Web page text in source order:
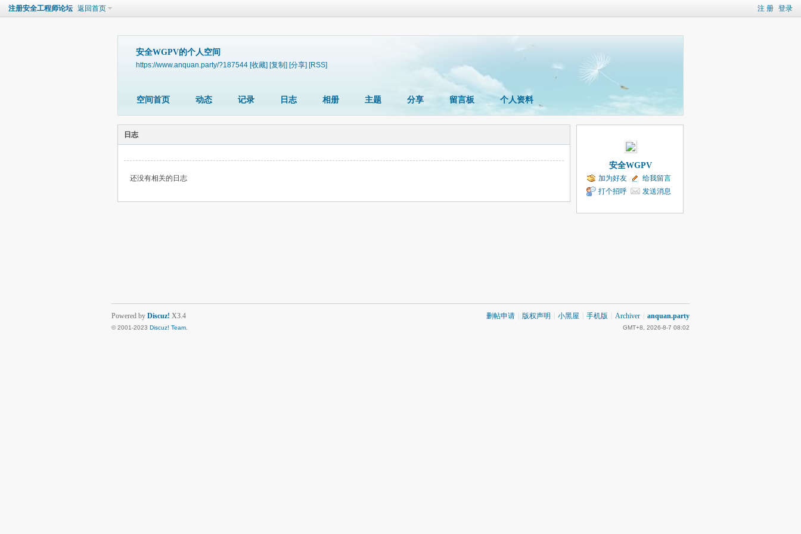
注 册 登录
注册安全工程师论坛 返回首页
安全WGPV的个人空间
https://www.anquan.party/?187544 [收藏] [复制] [分享] [RSS]
空间首页 动态 记录 日志 相册 主题 分享 留言板 个人资料
日志
还没有相关的日志
安全WGPV
加为好友
给我留言
打个招呼
发送消息
删帖申请 版权声明 小黑屋 手机版 Archiver anquan.party
GMT+8, 2026-8-7 08:02
Powered by Discuz! X3.4
© 2001-2023 Discuz! Team